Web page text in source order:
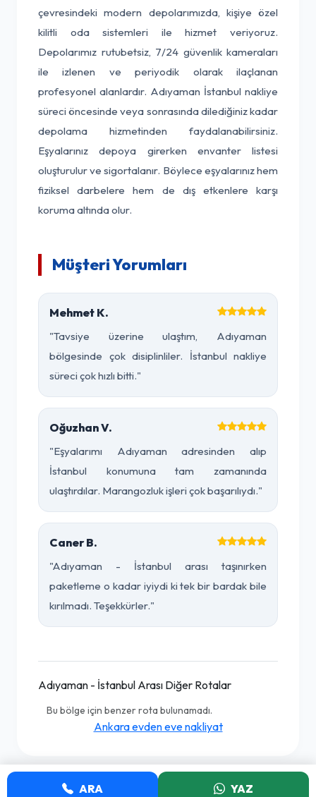
çevresindeki modern depolarımızda, kişiye özel
kilitli oda sistemleri ile hizmet veriyoruz.
Depolarımız rutubetsiz, 7/24 güvenlik kameraları
ile izlenen ve periyodik olarak ilaçlanan
profesyonel alanlardır. Adıyaman İstanbul nakliye
süreci öncesinde veya sonrasında dilediğiniz kadar
depolama hizmetinden faydalanabilirsiniz.
Eşyalarınız depoya girerken envanter listesi
oluşturulur ve sigortalanır. Böylece eşyalarınız hem
fiziksel darbelere hem de dış etkenlere karşı
koruma altında olur.
Müşteri Yorumları
Mehmet K.
"Tavsiye üzerine ulaştım, Adıyaman
bölgesinde çok disiplinliler. İstanbul nakliye
süreci çok hızlı bitti."
Oğuzhan V.
"Eşyalarımı Adıyaman adresinden alıp
İstanbul konumuna tam zamanında
ulaştırdılar. Marangozluk işleri çok başarılıydı."
Caner B.
"Adıyaman - İstanbul arası taşınırken
paketleme o kadar iyiydi ki tek bir bardak bile
kırılmadı. Teşekkürler."
Adıyaman - İstanbul Arası Diğer Rotalar
Bu bölge için benzer rota bulunamadı.
Ankara evden eve nakliyat
ARA YAZ